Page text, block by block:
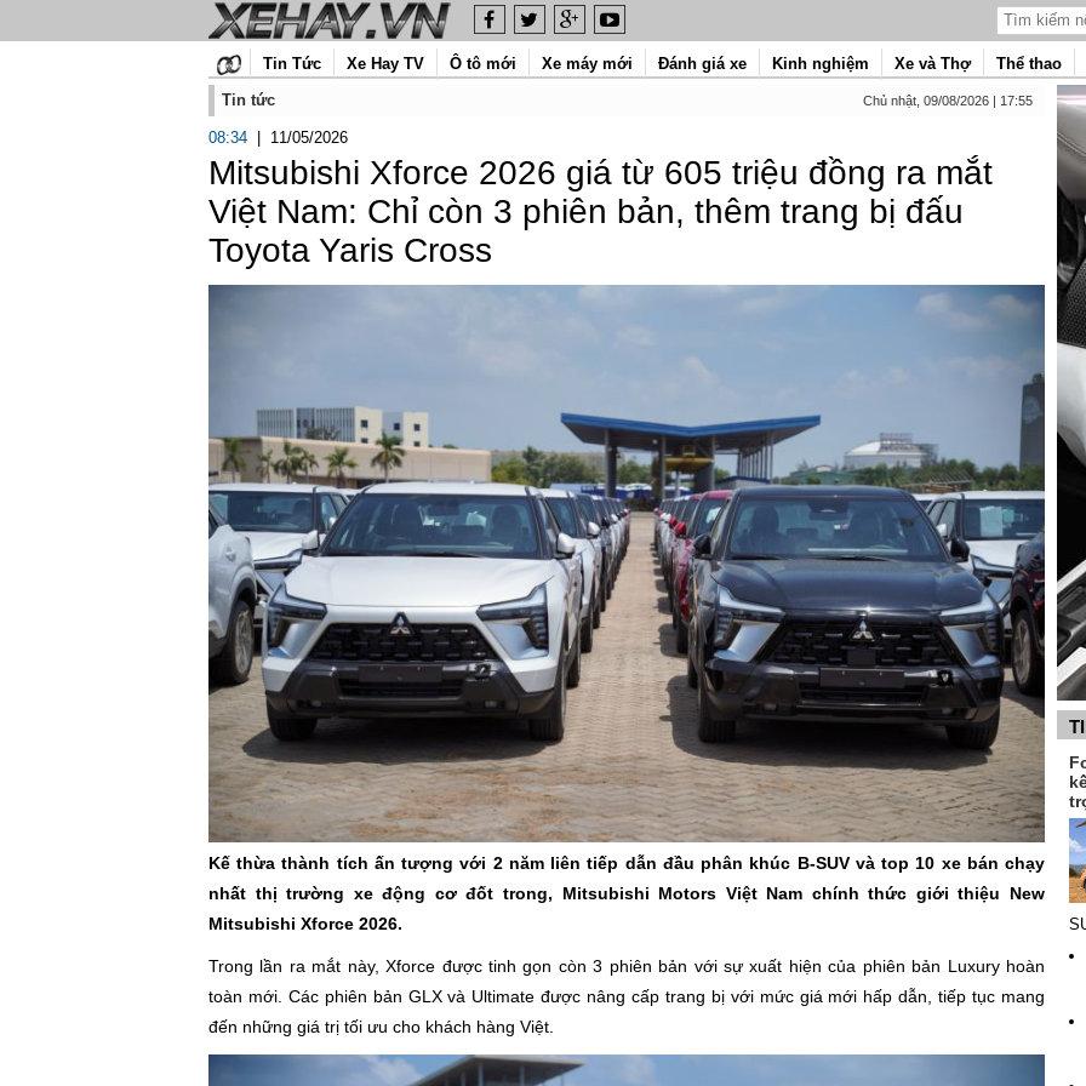
Tin Tức Xe Hay TV Ô tô mới Xe máy mới Đánh giá xe Kinh nghiệm Xe và Thợ Thể thao
Tin tức
Chủ nhật, 09/08/2026 | 17:55
08:34 11/05/2026
Mitsubishi Xforce 2026 giá từ 605 triệu đồng ra mắt
Việt Nam: Chỉ còn 3 phiên bản, thêm trang bị đấu
Toyota Yaris Cross
Kế thừa thành tích ấn tượng với 2 năm liên tiếp dẫn đầu phân khúc B-SUV và top 10 xe bán chạy
nhất thị trường xe động cơ đốt trong, Mitsubishi Motors Việt Nam chính thức giới thiệu New
Mitsubishi Xforce 2026.
Trong lần ra mắt này, Xforce được tinh gọn còn 3 phiên bản với sự xuất hiện của phiên bản Luxury hoàn
toàn mới. Các phiên bản GLX và Ultimate được nâng cấp trang bị với mức giá mới hấp dẫn, tiếp tục mang
đến những giá trị tối ưu cho khách hàng Việt.